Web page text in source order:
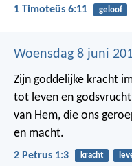
1 Timoteüs 6:11 geloof
Woensdag 8 juni
Zijn goddelijke kracht
tot leven en
van Hem, die ons
en macht.
2 Petrus 1:3 kracht